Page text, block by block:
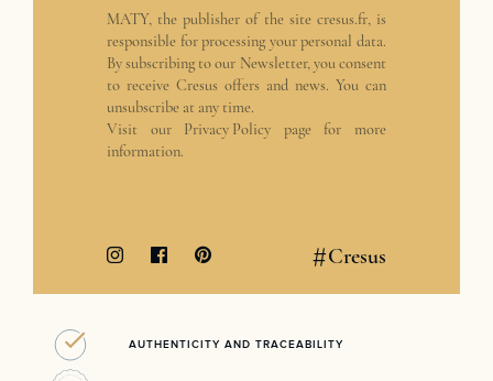
MATY, the publisher of the site cresus.fr, is
responsible for processing your personal data.
By subscribing to our Newsletter, you consent
to receive Cresus offers and news. You can
unsubscribe at any time.
Visit our Privacy Policy page for more
information.
#Cresus
AUTHENTICITY AND TRACEABILITY